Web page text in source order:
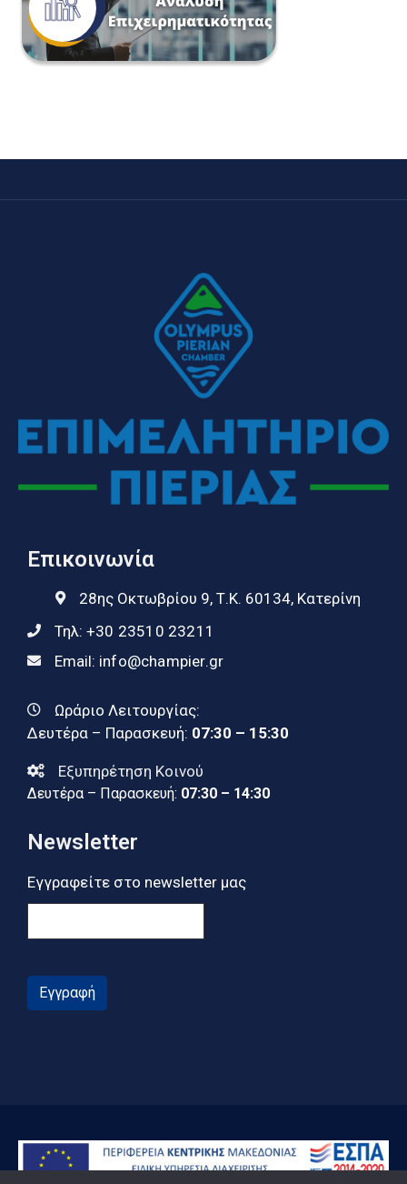
Επικοινωνία
28ης Οκτωβρίου 9, Τ.Κ. 60134, Κατερίνη
Τηλ: +30 23510 23211
Email: info@champier.gr
Ωράριο Λειτουργίας:
Δευτέρα – Παρασκευή: 07:30 – 15:30
Εξυπηρέτηση Κοινού
Δευτέρα – Παρασκευή: 07:30 – 14:30
Newsletter
Εγγραφείτε στο newsletter μας
Εγγραφή